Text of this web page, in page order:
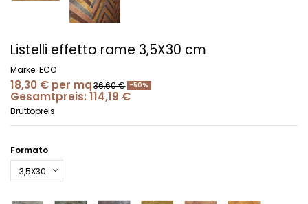
Listelli effetto rame 3,5X30 cm
Marke: ECO
18,30 € per mq36,60 € -50%
Gesamtpreis: 114,19 €
Bruttopreis
Formato